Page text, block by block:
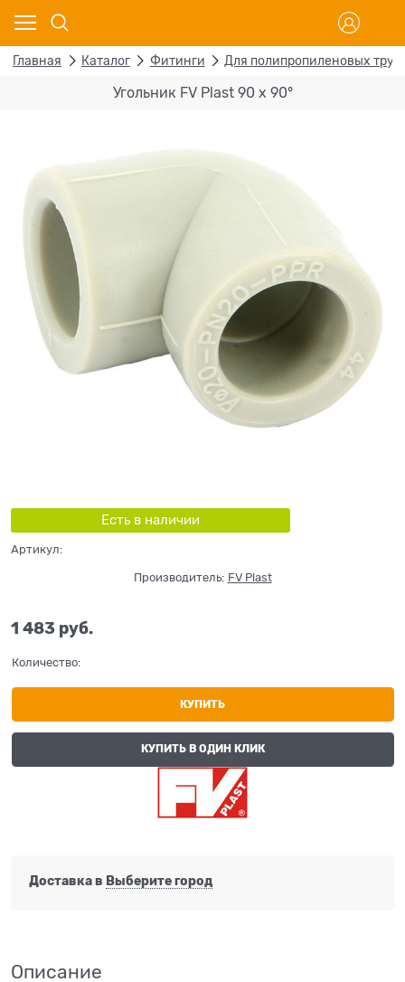
Главная Каталог Фитинги Для полипропиленовых труб
Угольник FV Plast 90 х 90°
Есть в наличии
Артикул:
Производитель: FV Plast
1 483 руб.
Количество:
КУПИТЬ
КУПИТЬ В ОДИН КЛИК
Доставка в Выберите город
Описание